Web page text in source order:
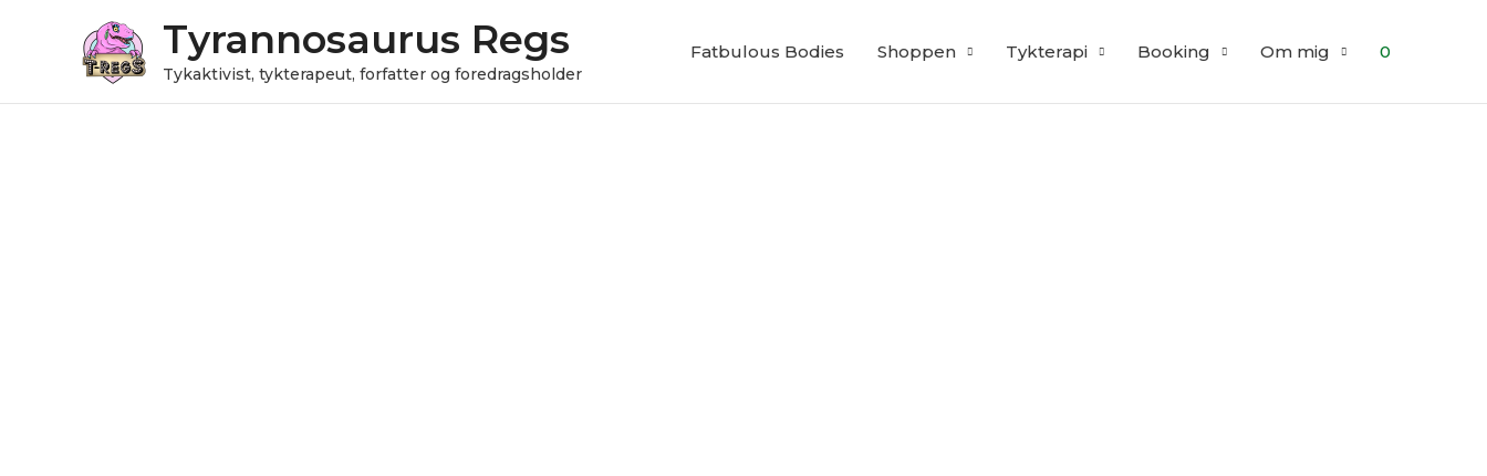
Tyrannosaurus Regs
Tykaktivist, tykterapeut, forfatter og foredragsholder
Fatbulous Bodies Shoppen Tykterapi Booking Om mig 0